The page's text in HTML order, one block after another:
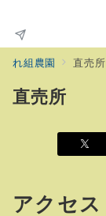
れ組農園 直売所
直売所
アクセス